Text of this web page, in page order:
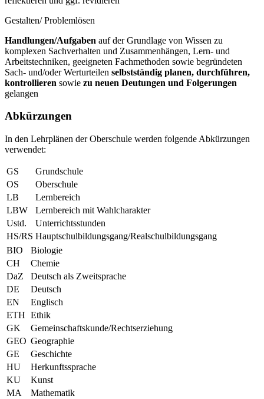
Gestalten/ Problemlösen
Handlungen/Aufgaben auf der Grundlage von Wissen zu
komplexen Sachverhalten und Zusammenhängen, Lern- und
Arbeitstechniken, geeigneten Fachmethoden sowie begründeten
Sach- und/oder Werturteilen selbstständig planen, durchführen,
kontrollieren sowie zu neuen Deutungen und Folgerungen
gelangen
Abkürzungen
In den Lehrplänen der Oberschule werden folgende Abkürzungen
verwendet:
GS
Grundschule
OS
Oberschule
LB
Lernbereich
LBW
Lernbereich mit Wahlcharakter
Ustd.
Unterrichtsstunden
HS/RS Hauptschulbildungsgang/Realschulbildungsgang
BIO
Biologie
CH
Chemie
DaZ
Deutsch als Zweitsprache
DE
Deutsch
EN
Englisch
ETH Ethik
GK
Gemeinschaftskunde/Rechtserziehung
GEO Geographie
GE
Geschichte
HU
Herkunftssprache
KU
Kunst
MA
Mathematik